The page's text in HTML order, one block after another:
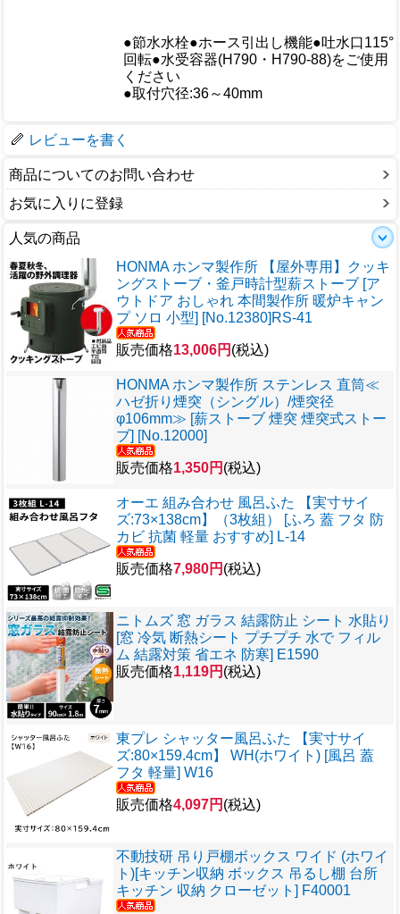
●節水水栓●ホース引出し機能●吐水口115°
回転●水受容器(H790・H790-88)をご使用
ください
●取付穴径:36～40mm
レビューを書く
商品についてのお問い合わせ
お気に入りに登録
人気の商品
HONMA ホンマ製作所 【屋外専用】クッキ
ングストーブ・釜戸時計型薪ストーブ [ア
ウトドア おしゃれ 本間製作所 暖炉キャン
プ ソロ 小型] [No.12380]RS-41
販売価格13,006円 (税込)
HONMA ホンマ製作所 ステンレス 直筒≪
ハゼ折り煙突（シングル）/煙突径
φ106mm≫ [薪ストーブ 煙突 煙突式ストー
ブ] [No.12000]
販売価格1,350円 (税込)
オーエ 組み合わせ 風呂ふた 【実寸サイ
ズ:73×138cm】（3枚組） [ふろ 蓋 フタ 防
カビ 抗菌 軽量 おすすめ] L-14
販売価格7,980円 (税込)
ニトムズ 窓 ガラス 結露防止 シート 水貼り
[窓 冷気 断熱シート プチプチ 水で フィル
ム 結露対策 省エネ 防寒] E1590
販売価格1,119円 (税込)
東プレ シャッター風呂ふた 【実寸サイ
ズ:80×159.4cm】 WH(ホワイト) [風呂 蓋
フタ 軽量] W16
販売価格4,097円 (税込)
不動技研 吊り戸棚ボックス ワイド (ホワイ
ト)[キッチン収納 ボックス 吊るし棚 台所
キッチン 収納 クローゼット] F40001